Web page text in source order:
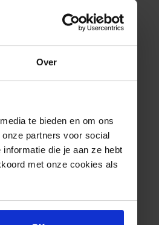
Over
te bieden en om ons
partners voor social
die je aan ze hebt
met onze cookies als